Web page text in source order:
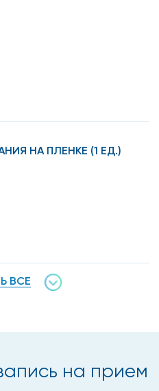
НА ПЛЕНКЕ (1 ЕД.)
ВСЕ
на прием